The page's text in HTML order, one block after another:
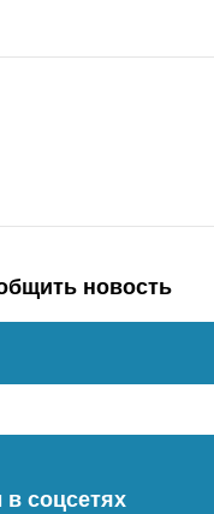
новость
соцсетях